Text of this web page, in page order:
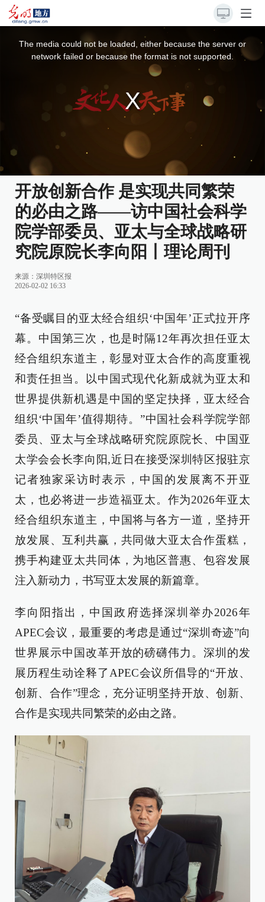
The media could not be loaded, either because the server or
network failed or because the format is not supported.
开放创新合作 是实现共同繁荣
的必由之路——访中国社会科学
院学部委员、亚太与全球战略研
究院原院长李向阳丨理论周刊
来源： 深圳特区报
2026-02-02 16:33
“备受瞩目的亚太经合组织‘中国年’正式拉开序
幕。中国第三次，也是时隔12年再次担任亚太
经合组织东道主，彰显对亚太合作的高度重视
和责任担当。以中国式现代化新成就为亚太和
世界提供新机遇是中国的坚定抉择，亚太经合
组织‘中国年’值得期待。”中国社会科学院学部
委员、亚太与全球战略研究院原院长、中国亚
太学会会长李向阳,近日在接受深圳特区报驻京
记者独家采访时表示，中国的发展离不开亚
太，也必将进一步造福亚太。作为2026年亚太
经合组织东道主，中国将与各方一道，坚持开
放发展、互利共赢，共同做大亚太合作蛋糕，
携手构建亚太共同体，为地区普惠、包容发展
注入新动力，书写亚太发展的新篇章。
李向阳指出，中国政府选择深圳举办2026年
APEC会议，最重要的考虑是通过“深圳奇迹”向
世界展示中国改革开放的磅礴伟力。深圳的发
展历程生动诠释了APEC会议所倡导的“开放、
创新、合作”理念，充分证明坚持开放、创新、
合作是实现共同繁荣的必由之路。